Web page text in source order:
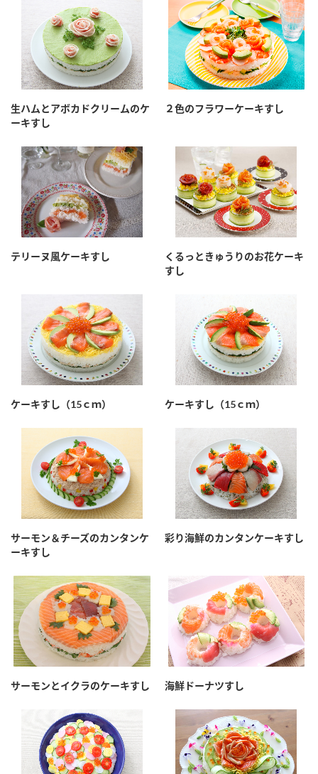
生ハムとアボカドクリームのケ
ーキすし
２色のフラワーケーキすし
テリーヌ風ケーキすし
くるっときゅうりのお花ケーキ
すし
ケーキすし（15ｃｍ） ケーキすし（15ｃｍ）
サーモン＆チーズのカンタンケ
ーキすし
彩り海鮮のカンタンケーキすし
サーモンとイクラのケーキすし 海鮮ドーナツすし